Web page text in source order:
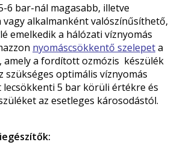
6 bar-nál magasabb, illetve
vagy alkalmanként valószínűsíthető,
emelkedik a hálózati víznyomás
nyomáscsökkentő szelepeta
amely a fordított ozmózis készülék
szükséges optimális víznyomás
5 bar körüli értékre és
az esetleges károsodástól.